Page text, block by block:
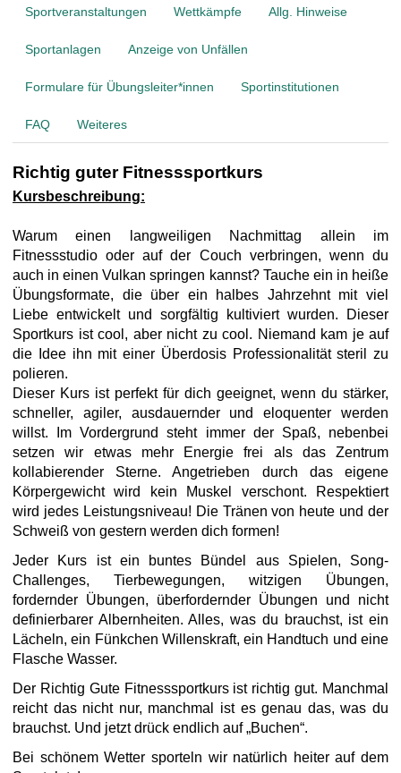
Sportveranstaltungen Wettkämpfe Allg. Hinweise
Sportanlagen Anzeige von Unfällen
Formulare für Übungsleiter*innen Sportinstitutionen
FAQ Weiteres
Richtig guter Fitnesssportkurs
Kursbeschreibung:
Warum einen langweiligen Nachmittag allein im
Fitnessstudio oder auf der Couch verbringen, wenn du
auch in einen Vulkan springen kannst? Tauche ein in heiße
Übungsformate, die über ein halbes Jahrzehnt mit viel
Liebe entwickelt und sorgfältig kultiviert wurden. Dieser
Sportkurs ist cool, aber nicht zu cool. Niemand kam je auf
die Idee ihn mit einer Überdosis Professionalität steril zu
polieren.
Dieser Kurs ist perfekt für dich geeignet, wenn du stärker,
schneller, agiler, ausdauernder und eloquenter werden
willst. Im Vordergrund steht immer der Spaß, nebenbei
setzen wir etwas mehr Energie frei als das Zentrum
kollabierender Sterne. Angetrieben durch das eigene
Körpergewicht wird kein Muskel verschont. Respektiert
wird jedes Leistungsniveau! Die Tränen von heute und der
Schweiß von gestern werden dich formen!
Jeder Kurs ist ein buntes Bündel aus Spielen, Song-
Challenges, Tierbewegungen, witzigen Übungen,
fordernder Übungen, überfordernder Übungen und nicht
definierbarer Albernheiten. Alles, was du brauchst, ist ein
Lächeln, ein Fünkchen Willenskraft, ein Handtuch und eine
Flasche Wasser.
Der Richtig Gute Fitnesssportkurs ist richtig gut. Manchmal
reicht das nicht nur, manchmal ist es genau das, was du
brauchst. Und jetzt drück endlich auf „Buchen“.
Bei schönem Wetter sporteln wir natürlich heiter auf dem